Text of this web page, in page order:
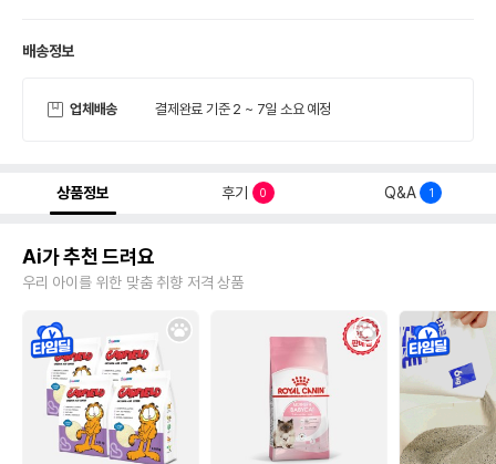
배송정보
업체배송 결제완료 기준 2 ~ 7일 소요 예정
상품정보 후기 0 Q&A 1
Ai가 추천 드려요
우리 아이를 위한 맞춤 취향 저격 상품